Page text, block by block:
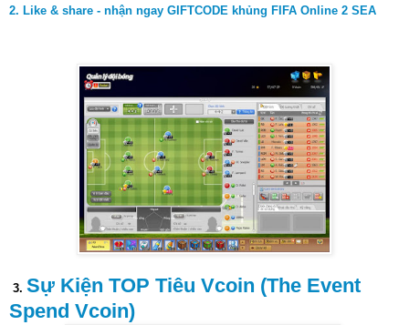
2. Like & share - nhận ngay GIFTCODE khủng FIFA Online 2 SEA
3. Sự Kiện TOP Tiêu Vcoin (The Event
Spend Vcoin)